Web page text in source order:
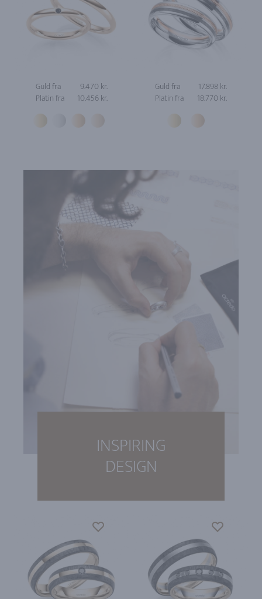
Guld fra
9.470 kr.
Platin fra
10.456 kr.
Guld fra
17.898 kr.
Platin fra
18.770 kr.
INSPIRING
DESIGN